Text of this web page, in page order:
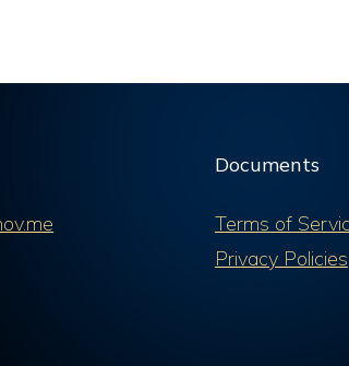
Documents
Terms of
Privacy Policies